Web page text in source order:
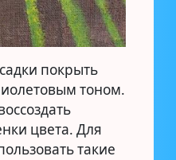
покрыть
тоном.
цвета. Для
такие